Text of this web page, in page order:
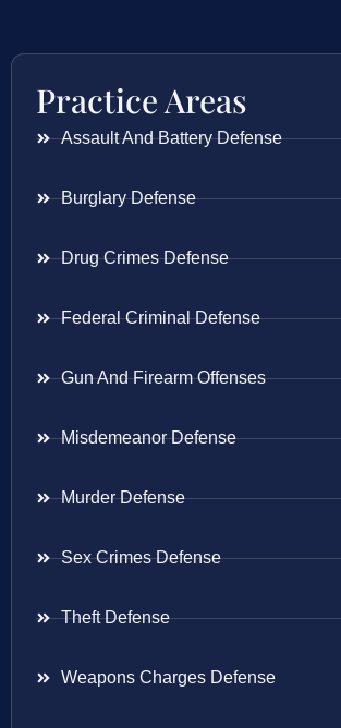
Practice Areas
Assault And Battery Defense
Burglary Defense
Drug Crimes Defense
Federal Criminal Defense
Gun And Firearm Offenses
Misdemeanor Defense
Murder Defense
Sex Crimes Defense
Theft Defense
Weapons Charges Defense